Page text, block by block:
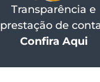
Transparência e
prestação de
Confira Aqui